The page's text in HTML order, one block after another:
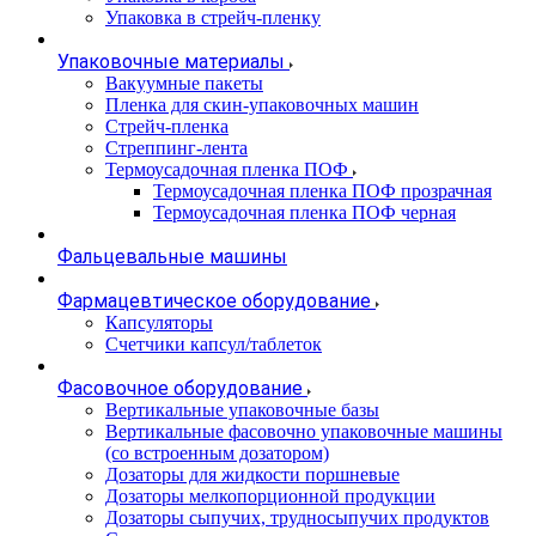
Упаковка в стрейч-пленку
Упаковочные материалы
Вакуумные пакеты
Пленка для скин-упаковочных машин
Стрейч-пленка
Стреппинг-лента
Термоусадочная пленка ПОФ
Термоусадочная пленка ПОФ прозрачная
Термоусадочная пленка ПОФ черная
Фальцевальные машины
Фармацевтическое оборудование
Капсуляторы
Счетчики капсул/таблеток
Фасовочноe оборудование
Вертикальные упаковочные базы
Вертикальные фасовочно упаковочные машины
(со встроенным дозатором)
Дозаторы для жидкости поршневые
Дозаторы мелкопорционной продукции
Дозаторы сыпучих, трудносыпучих продуктов